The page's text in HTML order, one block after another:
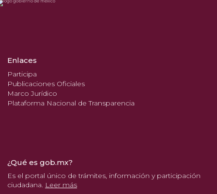
Enlaces
Participa
Publicaciones Oficiales
Marco Jurídico
Plataforma Nacional de Transparencia
¿Qué es gob.mx?
Es el portal único de trámites, información y participación
ciudadana. Leer más